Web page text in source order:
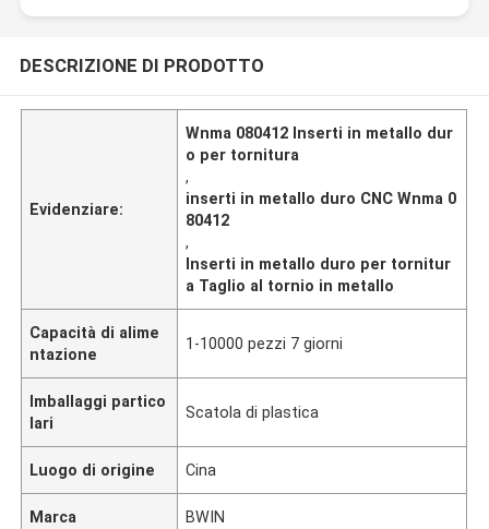
DESCRIZIONE DI PRODOTTO
Evidenziare:
Wnma 080412 Inserti in metallo dur
o per tornitura
,
inserti in metallo duro CNC Wnma 0
80412
,
Inserti in metallo duro per tornitur
a Taglio al tornio in metallo
Capacità di alime
ntazione
1-10000 pezzi 7 giorni
Imballaggi partico
lari
Scatola di plastica
Luogo di origine Cina
Marca BWIN